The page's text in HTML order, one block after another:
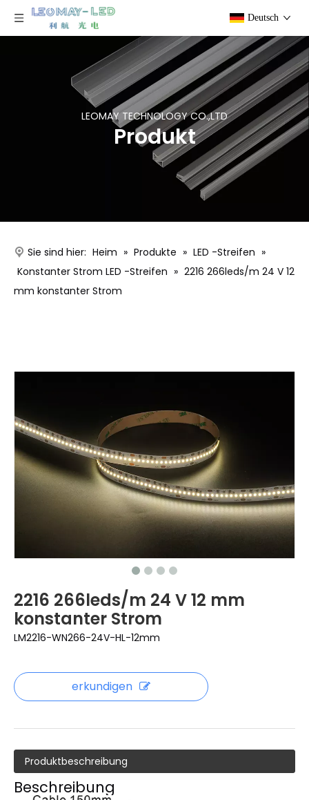
Deutsch
LEOMAY TECHNOLOGY CO.,LTD
Produkt
Sie sind hier: Heim » Produkte » LED -Streifen »
Konstanter Strom LED -Streifen » 2216 266leds/m 24 V 12
mm konstanter Strom
2216 266leds/m 24 V 12 mm
konstanter Strom
LM2216-WN266-24V-HL-12mm
erkundigen
Produktbeschreibung
Beschreibung